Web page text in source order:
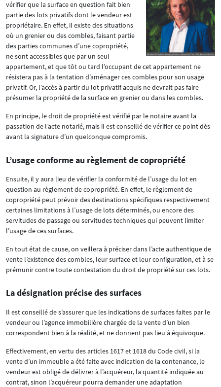
vérifier que la surface en question fait bien
partie des lots privatifs dont le vendeur est
propriétaire. En effet, il existe des situations
où un grenier ou des combles, faisant partie
des parties communes d’une copropriété,
ne sont accessibles que par un seul
appartement, et que tôt ou tard l’occupant de cet appartement ne
résistera pas à la tentation d’aménager ces combles pour son usage
privatif. Or, l’accès à partir du lot privatif acquis ne devrait pas faire
présumer la propriété de la surface en grenier ou dans les combles.
En principe, le droit de propriété est vérifié par le notaire avant la
passation de l’acte notarié, mais il est conseillé de vérifier ce point dès
avant la signature d’un quelconque compromis.
L’usage conforme au règlement de copropriété
Ensuite, il y aura lieu de vérifier la conformité de l’usage du lot en
question au règlement de copropriété. En effet, le règlement de
copropriété peut prévoir des destinations spécifiques respectivement
certaines limitations à l’usage de lots déterminés, ou encore des
servitudes de passage ou servitudes techniques qui peuvent limiter
l’usage de ces surfaces.
En tout état de cause, on veillera à préciser dans l’acte authentique de
vente l’existence des combles, leur surface et leur configuration, et à se
prémunir contre toute contestation du droit de propriété sur ces lots.
La désignation précise des surfaces
Il est conseillé de s’assurer que les indications de surfaces faites par le
vendeur ou l’agence immobilière chargée de la vente d’un bien
correspondent bien à la réalité, et ne donnent pas lieu à équivoque.
Effectivement, en vertu des articles 1617 et 1618 du Code civil, si la
vente d’un immeuble a été faite avec indication de la contenance, le
vendeur est obligé de délivrer à l’acquéreur, la quantité indiquée au
contrat, sinon l’acquéreur pourra demander une adaptation